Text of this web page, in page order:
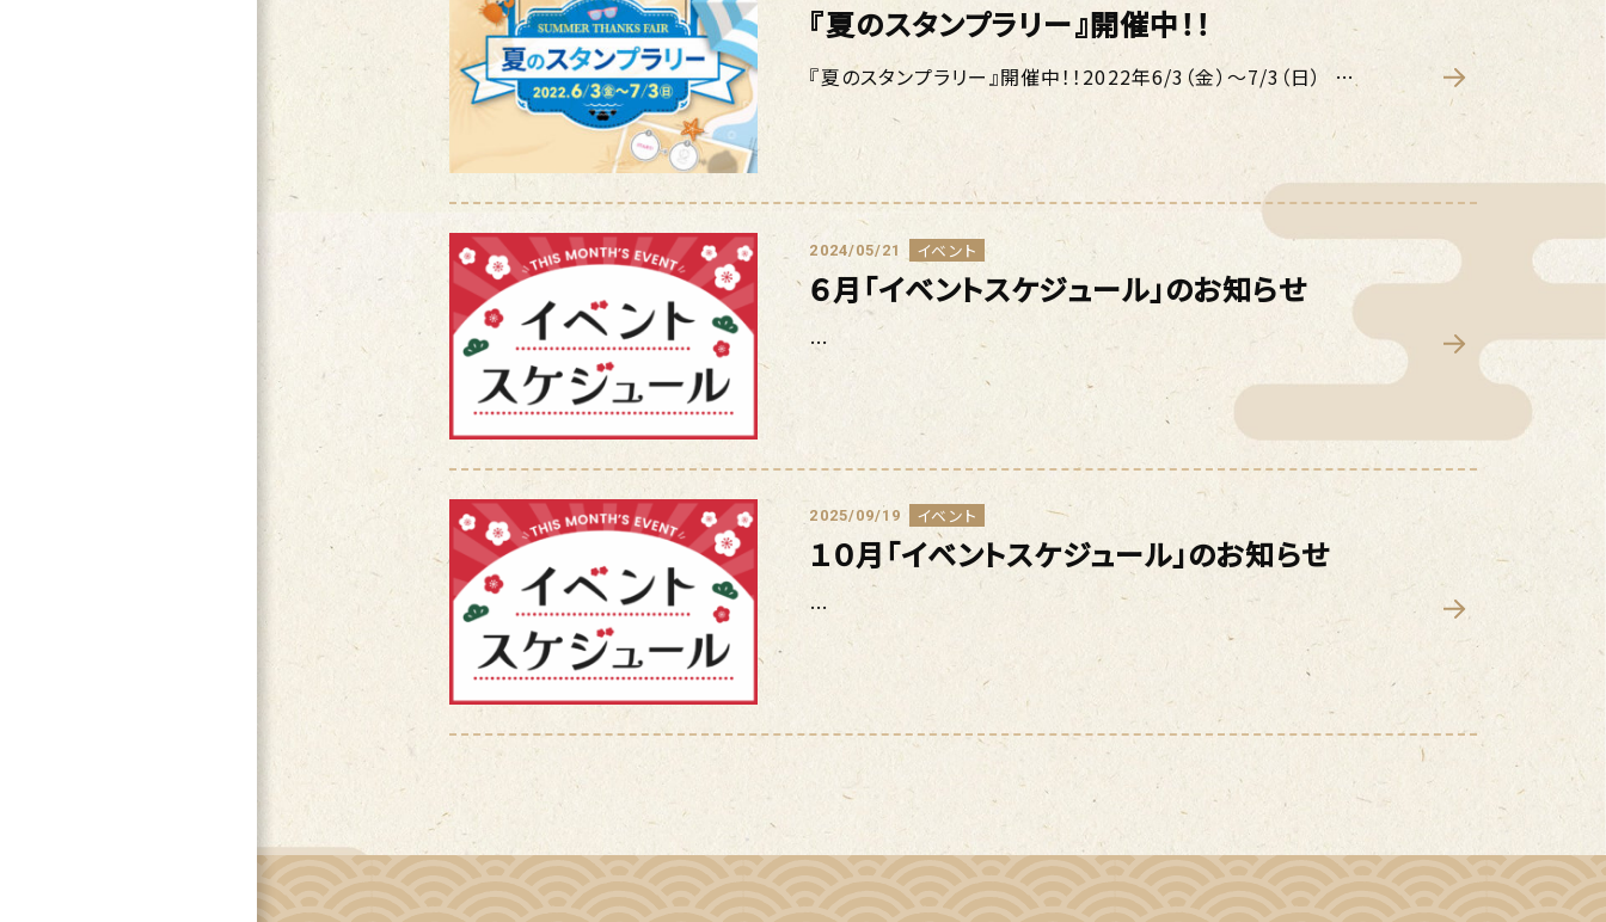
『夏のスタンプラリー』開催中！！
『夏のスタンプラリー』開催中！！2022年6/3（金）～7/3（日） …
2024/05/21 イベント
６月「イベントスケジュール」のお知らせ
…
2025/09/19 イベント
１０月「イベントスケジュール」のお知らせ
…